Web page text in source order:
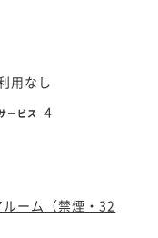
用なし
ービス 4
ーム（禁煙・32